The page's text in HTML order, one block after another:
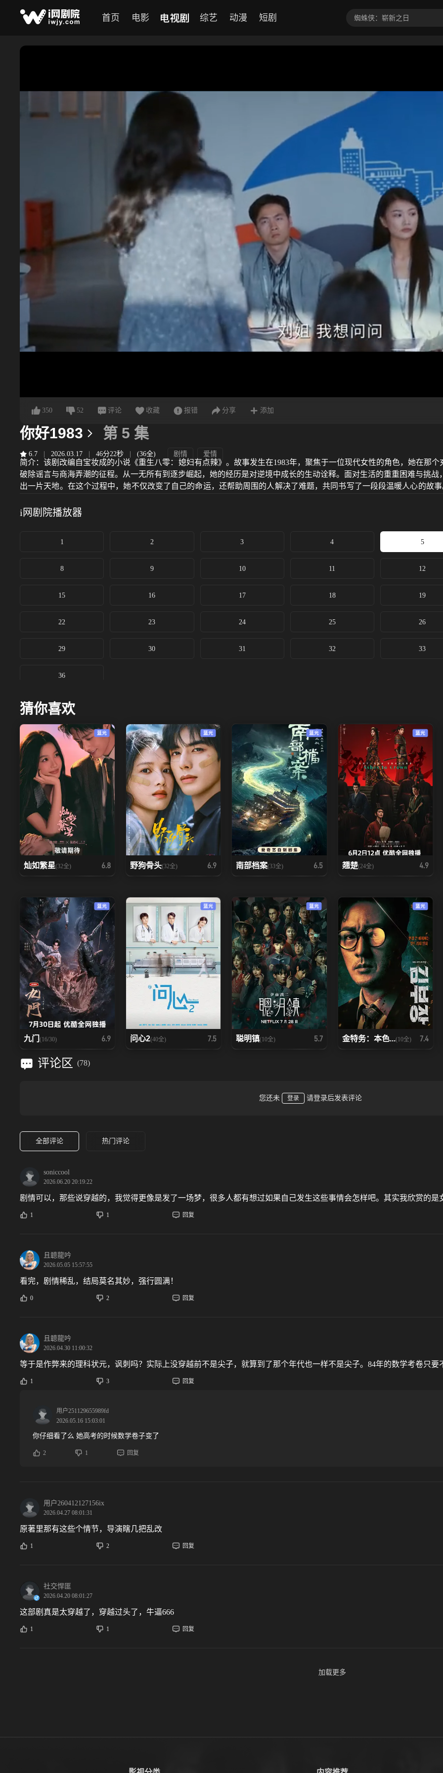
首页 电影 电视剧 综艺 动漫 短剧
350 52 评论 收藏 报错 分享 添加
你好1983 更多信息第 5 集
6.7 2026.03.17 46分22秒 (36全) 剧情 爱情
简介：该剧改编自宝妆成的小说《重生八零：媳妇有点辣》。故事发生在1983年，聚焦于一位现代女性的角色，她在那
破除谣言与商海弄潮的征程。从一无所有到逐步崛起，她的经历是对逆境中成长的生动诠释。面对生活的重重困难与挑
出一片天地。在这个过程中，她不仅改变了自己的命运，还帮助周围的人解决了难题，共同书写了一段段温暖人心的故
i网剧院播放器
1 2 3 4 5
8 9 10 11 12
15 16 17 18 19
22 23 24 25 26
29 30 31 32 33
36
猜你喜欢
蓝光
灿如繁星(32全) 6.8
蓝光
野狗骨头(32全) 6.9
蓝光
南部档案(33全) 6.5
蓝光
翘楚(24全) 4.9
蓝光
九门 (16/30) 6.9
蓝光
问心2(40全) 7.5
蓝光
聪明镇(10全) 5.7
蓝光
金特务：本色...(10全) 7.4
评论区 (78)
您还未 登录 请登录后发表评论
全部评论 热门评论
soniccool
2026.06.20 20:19:22
剧情可以，那些说穿越的，我觉得更像是发了一场梦，很多人都有想过如果自己发生这些事情会怎样吧。其实我欣赏的
1 1 回复
且聼龍吟
2026.05.05 15:57:55
看完，剧情稀乱，结局莫名其妙，强行圆满！
0 2 回复
且聼龍吟
2026.04.30 11:00:32
等于是作弊来的理科状元，讽刺吗？实际上没穿越前不是尖子，就算到了那个年代也一样不是尖子。84年的数学考卷只
1 3 回复
用户251129655989fd
2026.05.16 15:03:01
你仔细看了么 她高考的时候数学卷子变了
2 1 回复
用户260412127156ix
2026.04.27 08:01:31
原著里那有这些个情节，导演瞎几把乱改
1 2 回复
社交悍匪
2026.04.20 08:01:27
这部剧真是太穿越了，穿越过头了，牛逼666
1 1 回复
加载更多